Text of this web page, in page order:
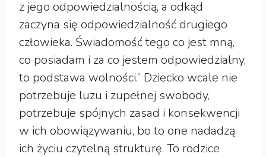
z jego odpowiedzialnością, a odkąd
zaczyna się odpowiedzialność drugiego
człowieka. Świadomość tego co jest mną,
co posiadam i za co jestem odpowiedzialny,
to podstawa wolności.” Dziecko wcale nie
potrzebuje luzu i zupełnej swobody,
potrzebuje spójnych zasad i konsekwencji
w ich obowiązywaniu, bo to one nadadzą
ich życiu czytelną strukturę. To rodzice